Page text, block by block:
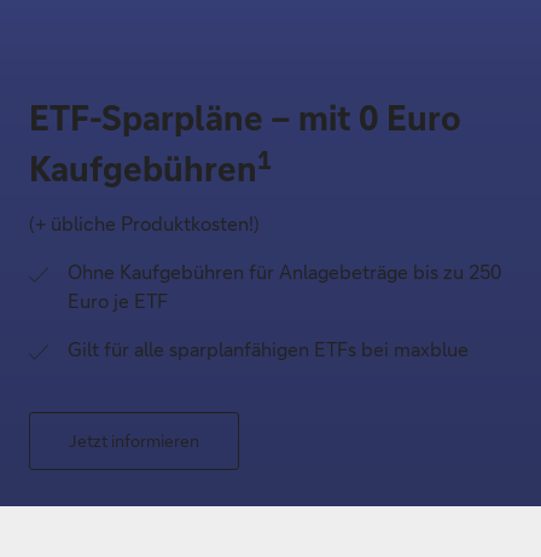
ETF-Sparpläne – mit 0 Euro
Kaufgebühren1
(+ übliche Produktkosten!)
Ohne Kaufgebühren für Anlagebeträge bis zu 250
Euro je ETF
Gilt für alle sparplanfähigen ETFs bei maxblue
Jetzt informieren